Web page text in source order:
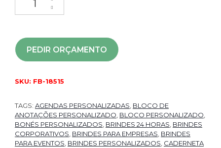
PEDIR ORÇAMENTO
SKU: FB-18515
TAGS: AGENDAS PERSONALIZADAS, BLOCO DE
ANOTAÇÕES PERSONALIZADO, BLOCO PERSONALIZADO,
BONÉS PERSONALIZADOS, BRINDES 24 HORAS, BRINDES
CORPORATIVOS, BRINDES PARA EMPRESAS, BRINDES
PARA EVENTOS, BRINDES PERSONALIZADOS, CADERNETA